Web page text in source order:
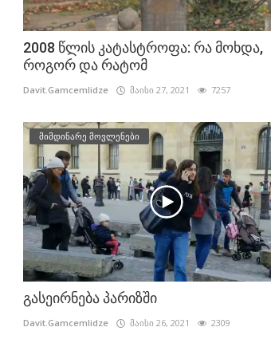
2008 წლის კატასტროფა: რა მოხდა,
როგორ და რატომ
Davit.Gamcemlidze მაისი 27, 2021 7257
მიმდინარე მოვლენები
გასეირნება პარიზში
Davit.Gamcemlidze მაისი 26, 2021 2309